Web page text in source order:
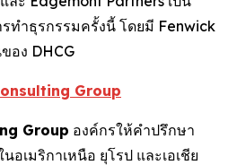
ทำธุรกรรมครั้งนี้ โดยมี Fenwick
อง DHCG
Group
Group องค์กรให้คำปรึกษา
อเมริกาเหนือ ยุโรป และเอเชีย